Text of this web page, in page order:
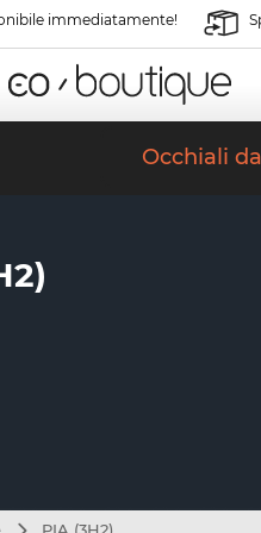
immediatamente!
Occhiali